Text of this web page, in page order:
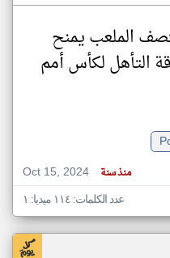
الملعب يمنح
التأهل لكأس أمم
Oct 15, 2024
منذ سنة
عدد الكلمات: ١١٤ ميديا: ١